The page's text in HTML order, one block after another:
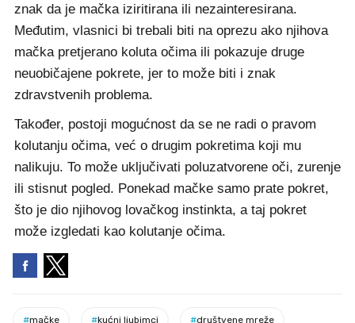
znak da je mačka iziritirana ili nezainteresirana.
Međutim, vlasnici bi trebali biti na oprezu ako njihova
mačka pretjerano koluta očima ili pokazuje druge
neuobičajene pokrete, jer to može biti i znak
zdravstvenih problema.
Također, postoji mogućnost da se ne radi o pravom
kolutanju očima, već o drugim pokretima koji mu
nalikuju. To može uključivati poluzatvorene oči, zurenje
ili stisnut pogled. Ponekad mačke samo prate pokret,
što je dio njihovog lovačkog instinkta, a taj pokret
može izgledati kao kolutanje očima.
#mačke #kućni ljubimci #društvene mreže